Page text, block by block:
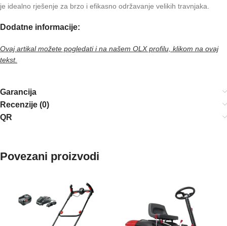
je idealno rješenje za brzo i efikasno održavanje velikih travnjaka.
Dodatne informacije:
Ovaj artikal možete pogledati i na našem OLX profilu, klikom na ovaj
tekst.
Garancija
Recenzije (0)
QR
Povezani proizvodi